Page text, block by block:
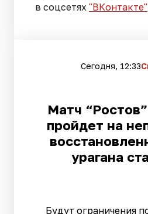
в соцсетях "ВКонтакте"
Сегодня, 12:33
Матч
пройдет на
урагана
Будут ограничения